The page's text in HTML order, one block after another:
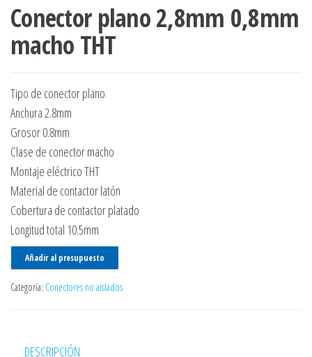
Conector plano 2,8mm 0,8mm
macho THT
Tipo de conector plano
Anchura 2.8mm
Grosor 0.8mm
Clase de conector macho
Montaje eléctrico THT
Material de contactor latón
Cobertura de contactor platado
Longitud total 10.5mm
Añadir al presupuesto
Categoría: Conectores no aislados
DESCRIPCIÓN